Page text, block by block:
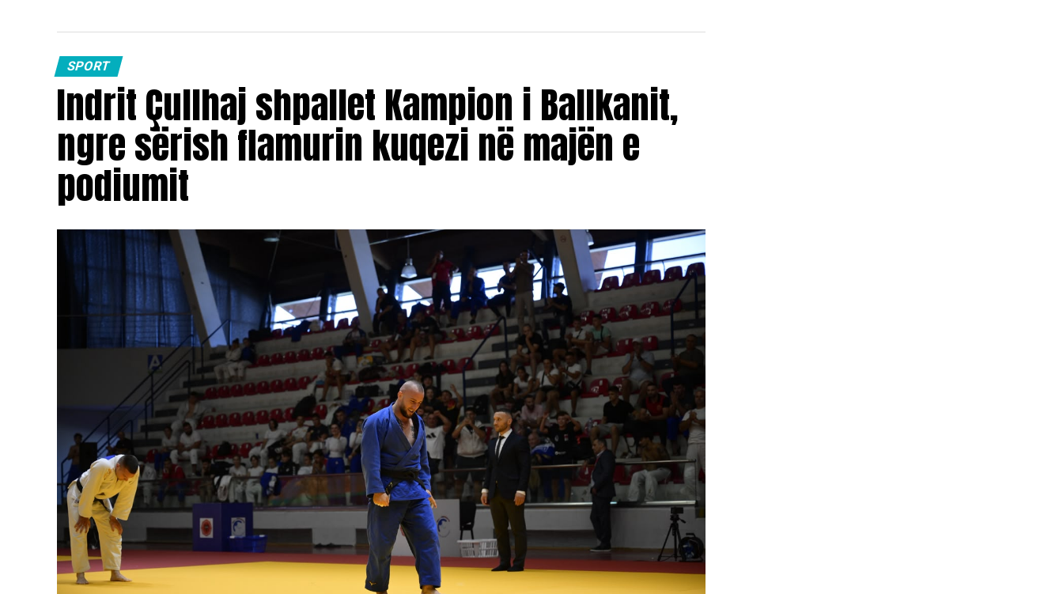
SPORT
Indrit Çullhaj shpallet Kampion i Ballkanit,
ngre sërish flamurin kuqezi në majën e
podiumit